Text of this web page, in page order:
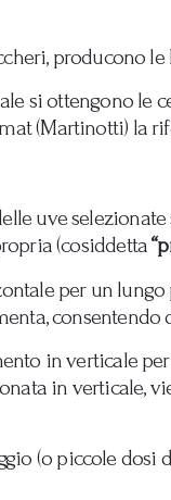
producono
si ottengono le
(Martinotti) la
uve
(cosiddetta
per un
in verticale
in verticale,
(o piccole dosi